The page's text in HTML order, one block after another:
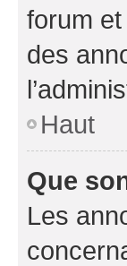
forum
des
Haut
Que
Les